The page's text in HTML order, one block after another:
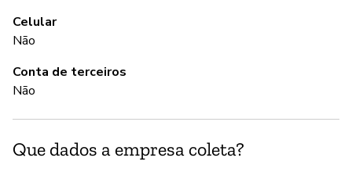
Celular
Não
Conta de terceiros
Não
Que dados a empresa coleta?